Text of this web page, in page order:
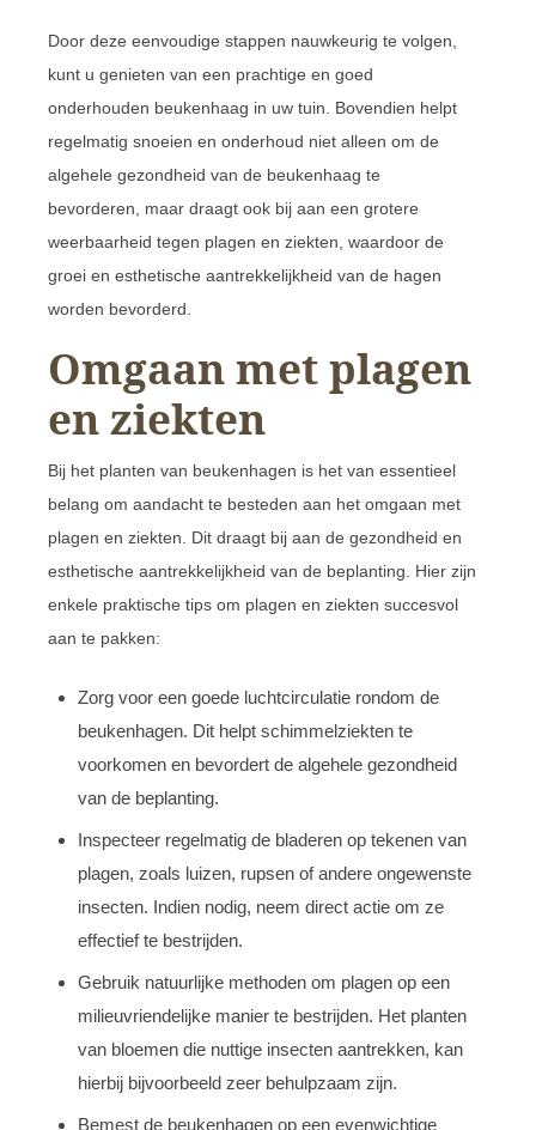
Door deze eenvoudige stappen nauwkeurig te volgen,
kunt u genieten van een prachtige en goed
onderhouden beukenhaag in uw tuin. Bovendien helpt
regelmatig snoeien en onderhoud niet alleen om de
algehele gezondheid van de beukenhaag te
bevorderen, maar draagt ook bij aan een grotere
weerbaarheid tegen plagen en ziekten, waardoor de
groei en esthetische aantrekkelijkheid van de hagen
worden bevorderd.
Omgaan met plagen
en ziekten
Bij het planten van beukenhagen is het van essentieel
belang om aandacht te besteden aan het omgaan met
plagen en ziekten. Dit draagt bij aan de gezondheid en
esthetische aantrekkelijkheid van de beplanting. Hier zijn
enkele praktische tips om plagen en ziekten succesvol
aan te pakken:
Zorg voor een goede luchtcirculatie rondom de
beukenhagen. Dit helpt schimmelziekten te
voorkomen en bevordert de algehele gezondheid
van de beplanting.
Inspecteer regelmatig de bladeren op tekenen van
plagen, zoals luizen, rupsen of andere ongewenste
insecten. Indien nodig, neem direct actie om ze
effectief te bestrijden.
Gebruik natuurlijke methoden om plagen op een
milieuvriendelijke manier te bestrijden. Het planten
van bloemen die nuttige insecten aantrekken, kan
hierbij bijvoorbeeld zeer behulpzaam zijn.
Bemest de beukenhagen op een evenwichtige